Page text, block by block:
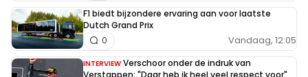
F1 biedt bijzondere ervaring aan voor laatste
Dutch Grand Prix
Vandaag, 12:05
0
INTERVIEW Verschoor onder de indruk van
Verstappen: "Daar heb ik heel veel respect voor"